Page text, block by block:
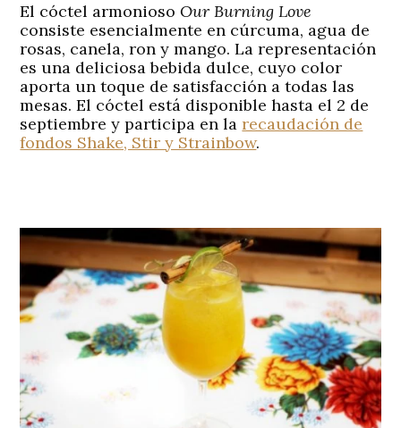
El cóctel armoniosoOur Burning Love
consiste esencialmente en cúrcuma, agua de
rosas, canela, ron y mango. La representación
es una deliciosa bebida dulce, cuyo color
aporta un toque de satisfacción a todas las
mesas. El cóctel está disponible hasta el 2 de
septiembre y participa en larecaudación de
fondos Shake, Stir y Strainbow.